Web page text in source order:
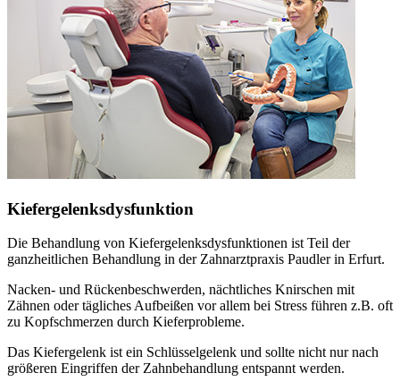
Kiefergelenksdysfunktion
Die Behandlung von Kiefergelenksdysfunktionen ist Teil der
ganzheitlichen Behandlung in der Zahnarztpraxis Paudler in Erfurt.
Nacken- und Rückenbeschwerden, nächtliches Knirschen mit
Zähnen oder tägliches Aufbeißen vor allem bei Stress führen z.B. oft
zu Kopfschmerzen durch Kieferprobleme.
Das Kiefergelenk ist ein Schlüsselgelenk und sollte nicht nur nach
größeren Eingriffen der Zahnbehandlung entspannt werden.